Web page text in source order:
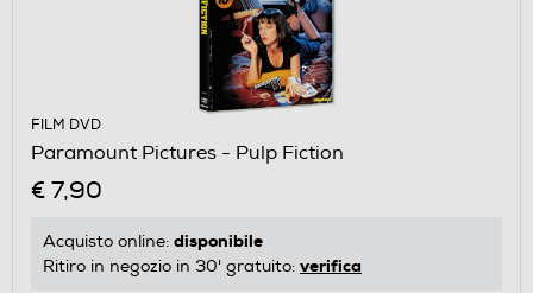
FILM DVD
Paramount Pictures - Pulp Fiction
€ 7,90
Acquisto online: disponibile
Ritiro in negozio in 30' gratuito: verifica